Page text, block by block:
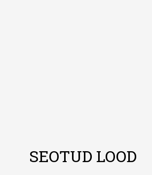
SEOTUD LOOD